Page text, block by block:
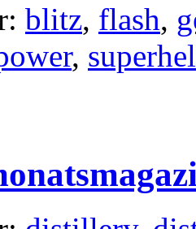
blitz, flash,
,